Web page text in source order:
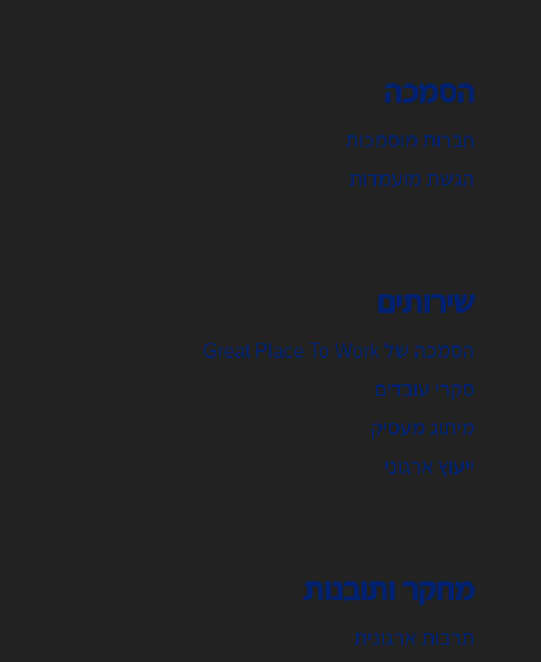
הסמכה
חברות מוסמכות
הגשת מועמדות
שירותים
הסמכה של Great Place To Work
סקרי עובדים
מיתוג מעסיק
ייעוץ ארגוני
מחקר ותובנות
תרבות ארגונית